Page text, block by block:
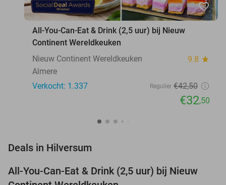
favorite_border
All-You-Can-Eat & Drink (2,5 uur) bij Nieuw
Continent Wereldkeuken
Nieuw Continent Wereldkeuken
9.8 star
Almere
Verkocht: 1.337
Regulier €42,50
€32,50
Deals in Hilversum
24%
All-You-Can-Eat & Drink (2,5 uur) bij Nieuw